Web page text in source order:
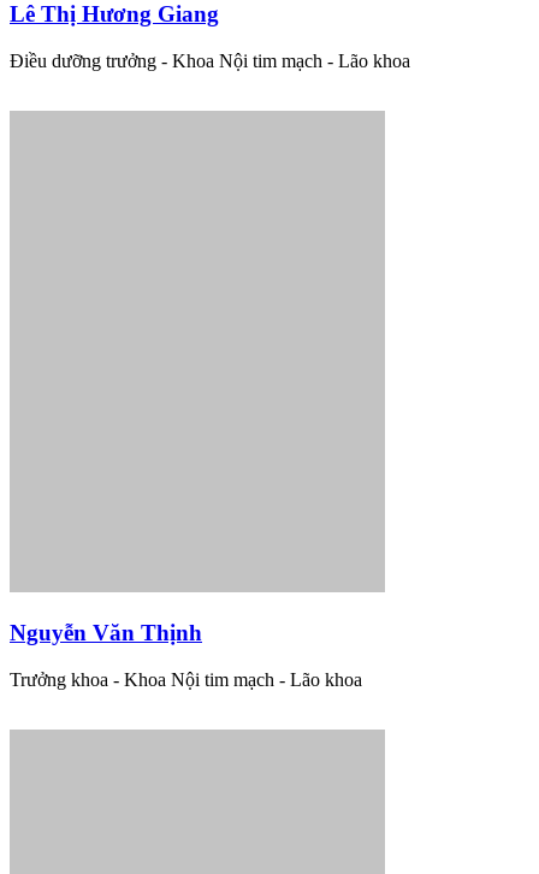
Lê Thị Hương Giang
Điều dưỡng trưởng - Khoa Nội tim mạch - Lão khoa
Nguyễn Văn Thịnh
Trưởng khoa - Khoa Nội tim mạch - Lão khoa